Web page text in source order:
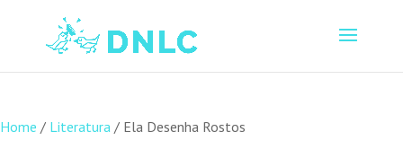
Home / Literatura / Ela Desenha Rostos